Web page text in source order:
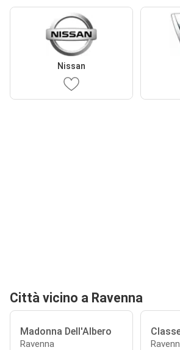
Nissan
Città vicino a Ravenna
Madonna Dell'Albero
Ravenna